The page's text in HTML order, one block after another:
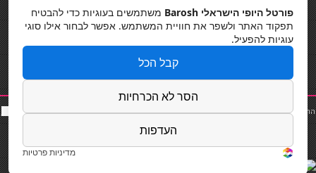
מדיניות פרטיות
החלקות שיער|תאורה לבית|פאות ותוספות שיער|נייל סטודיו|תוספות שיער|שף פרטי|כ
סאות
Designed byBarosh 2020
פורטל היופי הישראלי Barosh
משתמשים בעוגיות כדי להבטיח
תפקוד האתר ולשפר את חוויית המשתמש. אפשר לבחור אילו סוגי
עוגיות להפעיל.
קבל הכל
הסר לא הכרחיות
העדפות
מדיניות פרטיות